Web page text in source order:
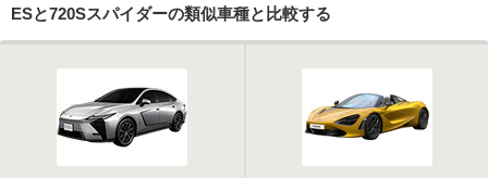
ESと720Sスパイダーの類似車種と比較する